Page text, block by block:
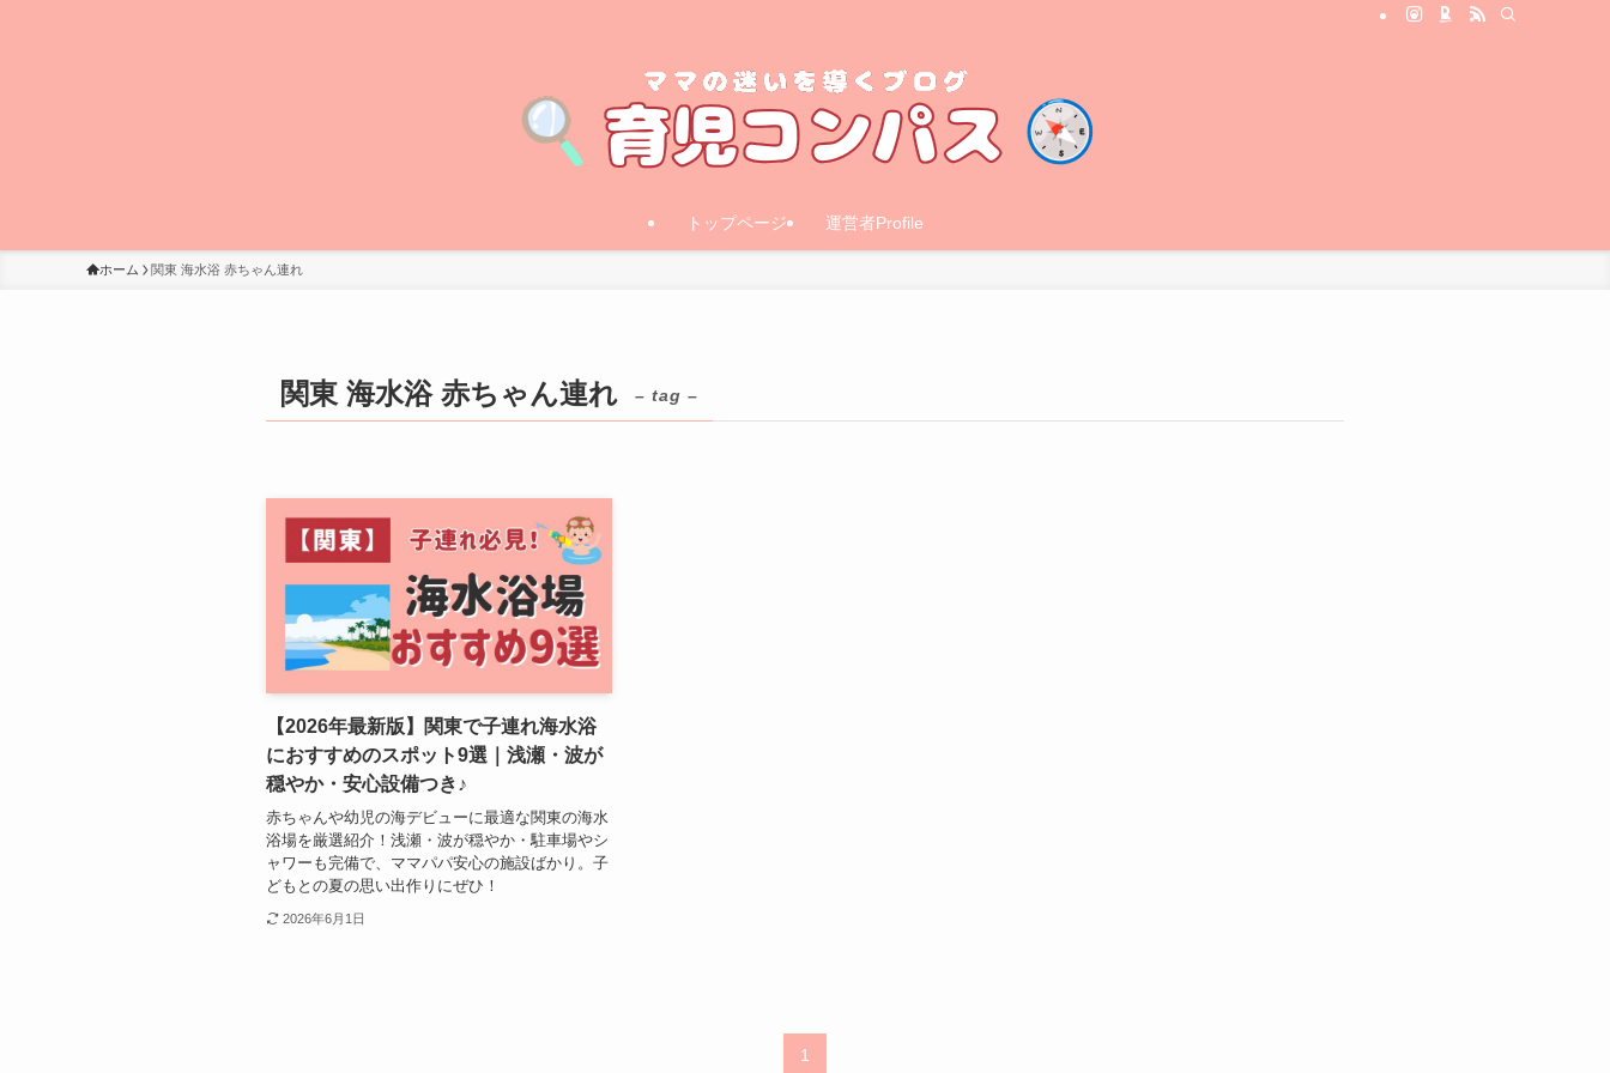
トップページ 運営者Profile
ホーム 関東 海水浴 赤ちゃん連れ
関東 海水浴 赤ちゃん連れ – tag –
【2026年最新版】関東で子連れ海水浴
におすすめのスポット9選｜浅瀬・波が
穏やか・安心設備つき♪
赤ちゃんや幼児の海デビューに最適な関東の海水
浴場を厳選紹介！浅瀬・波が穏やか・駐車場やシ
ャワーも完備で、ママパパ安心の施設ばかり。子
どもとの夏の思い出作りにぜひ！
2026年6月1日
1